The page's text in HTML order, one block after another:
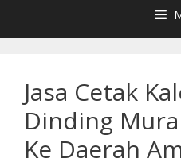
Jasa Cetak
Dinding
Ke Daerah